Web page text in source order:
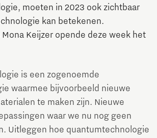
moeten in 2023 ook zichtbaar
kan betekenen.
Keijzer opende deze week het
is een zogenoemde
waarmee bijvoorbeeld nieuwe
te maken zijn. Nieuwe
waar we nu nog geen
Uitleggen hoe quantumtechnologie